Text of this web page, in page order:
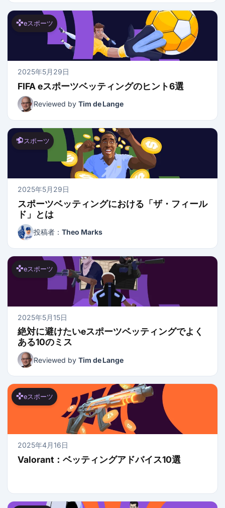
eスポーツ
2025年5月29日
FIFA eスポーツベッティングのヒント6選
Reviewed by Tim de Lange
スポーツ
2025年5月29日
スポーツベッティングにおける「ザ・フィール
ド」とは
投稿者： Theo Marks
eスポーツ
2025年5月15日
絶対に避けたいeスポーツベッティングでよく
ある10のミス
Reviewed by Tim de Lange
eスポーツ
2025年4月16日
Valorant：ベッティングアドバイス10選